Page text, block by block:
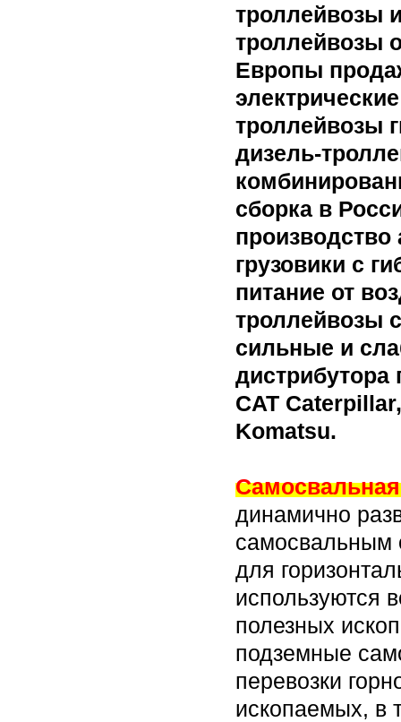
троллейвозы
троллейвозы
Европы
троллейвозы
дизель-
сборка в
грузовики с
питание от
троллейвозы
сильные и
дистрибутора
CAT
Komatsu.
динамично
самосвальным
для
используются
полезных
подземные
перевозки
ископаемых, в